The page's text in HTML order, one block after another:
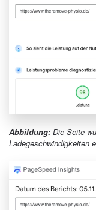
Abbildung: Die Seite
Ladegeschwindigkeiten